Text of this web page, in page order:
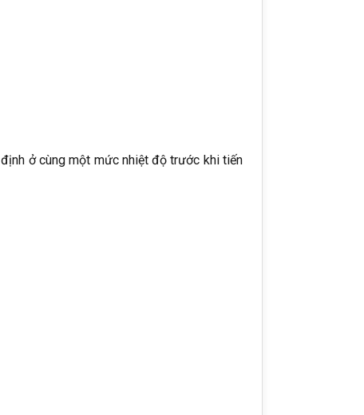
ở cùng một mức nhiệt độ trước khi tiến